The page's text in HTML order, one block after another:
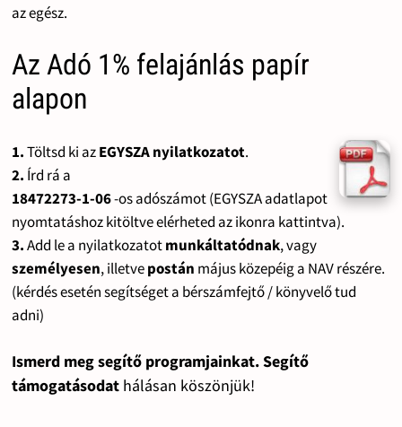
az egész.
Az Adó 1% felajánlás papír
alapon
1.Töltsd ki azEGYSZA nyilatkozatot.
2. Írd rá a
18472273-1-06-os adószámot (EGYSZA adatlapot
nyomtatáshoz kitöltve elérheted az ikonra kattintva).
3.Add le a nyilatkozatotmunkáltatódnak, vagy
személyesen, illetvepostán május közepéig a NAV részére.
(kérdés esetén segítséget a bérszámfejtő / könyvelő tud
adni)
Ismerd meg segítő programjainkat. Segítő
támogatásodat hálásan köszönjük!